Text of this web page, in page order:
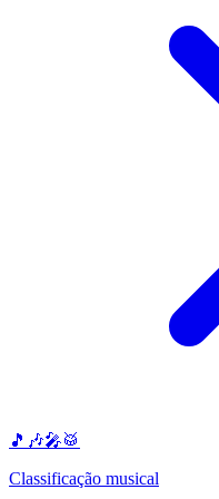
🎵🎶🎤🥁
Classificação musical